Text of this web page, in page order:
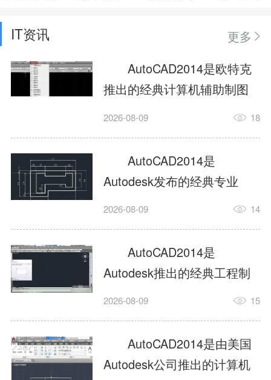
IT资讯
更多
AutoCAD2014是欧特克
推出的经典计算机辅助制图
工具，主打稳定2D施工图绘
行业工程设计。版本新增图
纸标签页、实景地理地图、
协同设计交流模块，优化命
令行智能纠错与图层批量管
理，支持Win8触屏操作、点
云扫描数据导入，兼容各类
DWG图纸格式，文件互通...
2026-08-09 18
AutoCAD2014是
Autodesk发布的经典专业
CAD制图设计软件，是工程
绘图工具。软件专注精准二
维绘图、图纸编辑、参数化
设计及基础三维建模，广泛
应用于建筑设计、机械制
造、土木工程、室内设计等
多个行业。软件优化绘图流
畅度与文件兼容性，支持参
2026-08-09 14
AutoCAD2014是
Autodesk推出的经典工程制
图设计软件，主打高效精准
建模作业，适配建筑、机
械、市政、室内设计等多行
业场景。软件优化运行机制
2026-08-09 15
AutoCAD2014是由美国
Autodesk公司推出的计算机